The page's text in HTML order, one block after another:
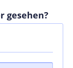
gesehen?